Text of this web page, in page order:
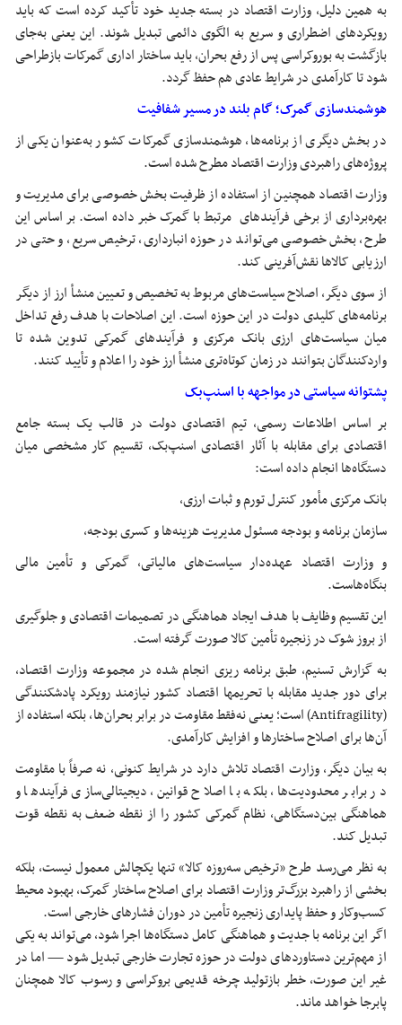
به همین دلیل، وزارت اقتصاد در بسته جدید خود تأکید کرده است که باید
رویکردهای اضطراری و سریع به الگوی دائمی تبدیل شوند. این یعنی به‌جای
بازگشت به بوروکراسی پس از رفع بحران، باید ساختار اداری گمرکات بازطراحی
شود تا کارآمدی در شرایط عادی هم حفظ گردد.
هوشمندسازی گمرک؛ گام بلند در مسیر شفافیت
در بخش دیگری از برنامه‌ها، هوشمندسازی گمرکات کشور به‌عنوان یکی از
پروژه‌های راهبردی وزارت اقتصاد مطرح شده است.
وزارت اقتصاد همچنین از استفاده از ظرفیت بخش خصوصی برای مدیریت و
بهره‌برداری از برخی فرآیندهای مرتبط با گمرک خبر داده است. بر اساس این
طرح، بخش خصوصی می‌تواند در حوزه انبارداری، ترخیص سریع، و حتی در
ارزیابی کالاها نقش‌آفرینی کند.
از سوی دیگر، اصلاح سیاست‌های مربوط به تخصیص و تعیین منشأ ارز از دیگر
برنامه‌های کلیدی دولت در این حوزه است. این اصلاحات با هدف رفع تداخل
میان سیاست‌های ارزی بانک مرکزی و فرآیندهای گمرکی تدوین شده تا
واردکنندگان بتوانند در زمان کوتاه‌تری منشأ ارز خود را اعلام و تأیید کنند.
پشتوانه سیاستی در مواجهه با اسنپ‌بک
بر اساس اطلاعات رسمی، تیم اقتصادی دولت در قالب یک بسته جامع
اقتصادی برای مقابله با آثار اقتصادی اسنپ‌بک، تقسیم کار مشخصی میان
دستگاه‌ها انجام داده است:
بانک مرکزی مأمور کنترل تورم و ثبات ارزی،
سازمان برنامه و بودجه مسئول مدیریت هزینه‌ها و کسری بودجه،
و وزارت اقتصاد عهده‌دار سیاست‌های مالیاتی، گمرکی و تأمین مالی
بنگاه‌هاست.
این تقسیم وظایف با هدف ایجاد هماهنگی در تصمیمات اقتصادی و جلوگیری
از بروز شوک در زنجیره تأمین کالا صورت گرفته است.
به گزارش تسنیم، طبق برنامه ریزی انجام شده در مجموعه وزارت اقتصاد،
برای دور جدید مقابله با تحریمها اقتصاد کشور نیازمند رویکرد پادشکنندگی
(Antifragility) است؛ یعنی نه‌فقط مقاومت در برابر بحران‌ها، بلکه استفاده از
آن‌ها برای اصلاح ساختارها و افزایش کارآمدی.
به بیان دیگر، وزارت اقتصاد تلاش دارد در شرایط کنونی، نه صرفاً با مقاومت
در برابر محدودیت‌ها، بلکه با اصلاح قوانین، دیجیتالی‌سازی فرآیندها و
هماهنگی بین‌دستگاهی، نظام گمرکی کشور را از نقطه ضعف به نقطه قوت
تبدیل کند.
به نظر می‌رسد طرح «ترخیص سه‌روزه کالا» تنها یکچالش معمول نیست، بلکه
بخشی از راهبرد بزرگ‌تر وزارت اقتصاد برای اصلاح ساختار گمرک، بهبود محیط
کسب‌وکار و حفظ پایداری زنجیره تأمین در دوران فشارهای خارجی است.
اگر این برنامه با جدیت و هماهنگی کامل دستگاه‌ها اجرا شود، می‌تواند به یکی
از مهم‌ترین دستاوردهای دولت در حوزه تجارت خارجی تبدیل شود — اما در
غیر این صورت، خطر بازتولید چرخه قدیمی بروکراسی و رسوب کالا همچنان
پابرجا خواهد ماند.